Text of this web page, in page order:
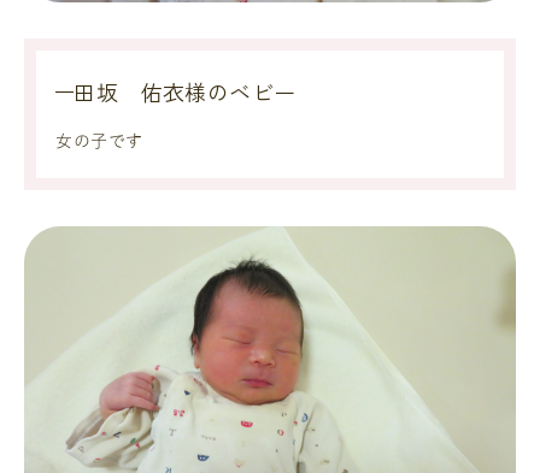
田坂 佑衣様のベビー
女の子です